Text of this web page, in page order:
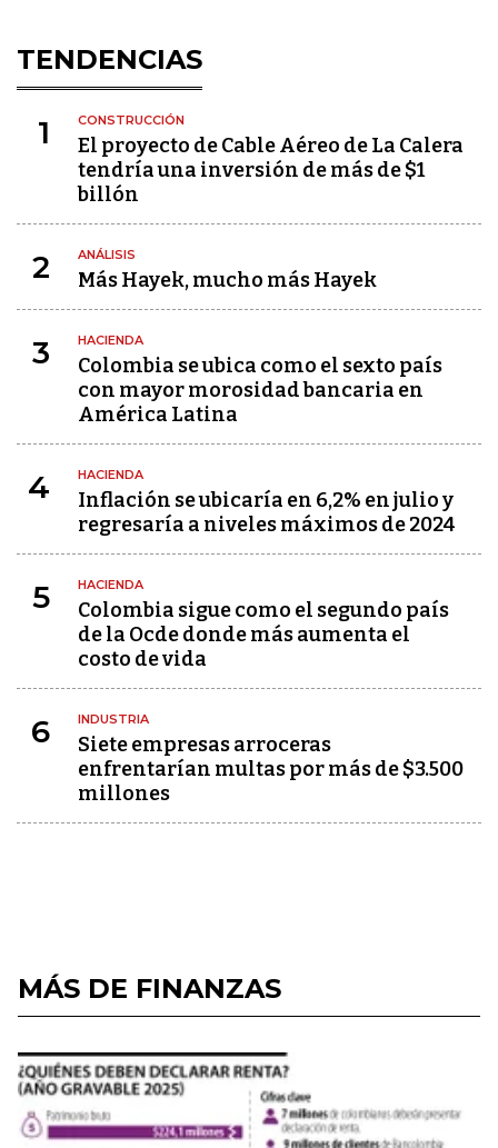
TENDENCIAS
1 CONSTRUCCIÓN
El proyecto de Cable Aéreo de La Calera
tendría una inversión de más de $1
billón
2 ANÁLISIS
Más Hayek, mucho más Hayek
3 HACIENDA
Colombia se ubica como el sexto país
con mayor morosidad bancaria en
América Latina
4 HACIENDA
Inflación se ubicaría en 6,2% en julio y
regresaría a niveles máximos de 2024
5 HACIENDA
Colombia sigue como el segundo país
de la Ocde donde más aumenta el
costo de vida
6 INDUSTRIA
Siete empresas arroceras
enfrentarían multas por más de $3.500
millones
MÁS DE FINANZAS